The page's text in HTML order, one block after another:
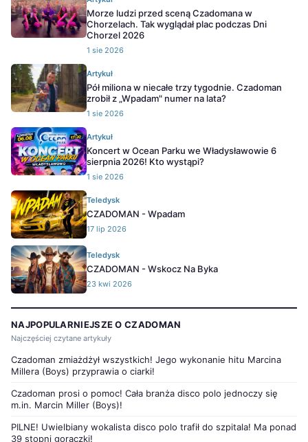
Morze ludzi przed sceną Czadomana w
Chorzelach. Tak wyglądał plac podczas Dni
Chorzel 2026
1 sie 2026
Artykuł
Pół miliona w niecałe trzy tygodnie. Czadoman
zrobił z „Wpadam" numer na lata?
1 sie 2026
Artykuł
Koncert w Ocean Parku we Władysławowie 6
sierpnia 2026! Kto wystąpi?
1 sie 2026
Teledysk
CZADOMAN - Wpadam
17 lip 2026
Teledysk
CZADOMAN - Wskocz Na Byka
23 kwi 2026
NAJPOPULARNIEJSZE O CZADOMAN
Najczęściej czytane artykuły
Czadoman zmiażdżył wszystkich! Jego wykonanie hitu Marcina
Millera (Boys) przyprawia o ciarki!
Czadoman prosi o pomoc! Cała branża disco polo jednoczy się
m.in. Marcin Miller (Boys)!
PILNE! Uwielbiany wokalista disco polo trafił do szpitala! Ma ponad
39 stopni gorączki!